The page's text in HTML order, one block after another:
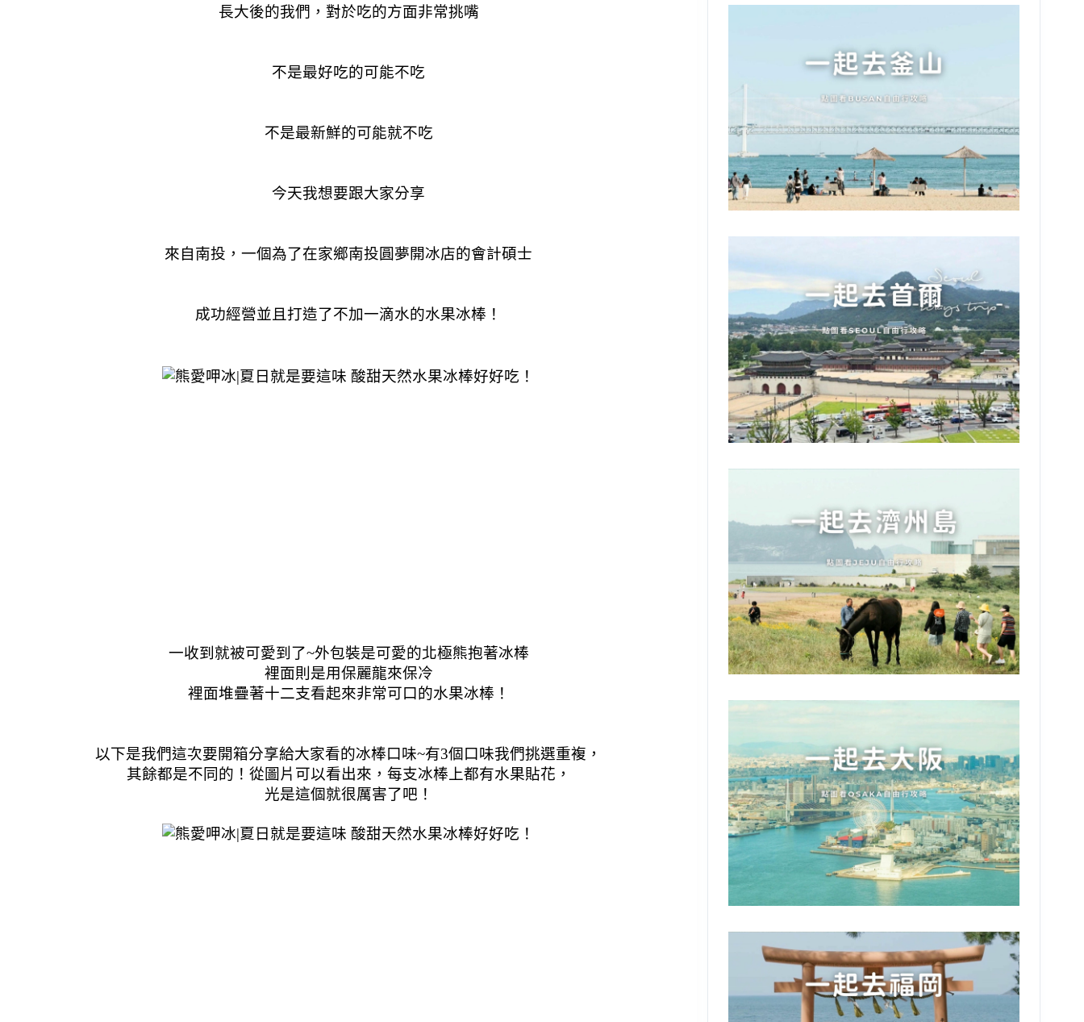
長大後的我們，對於吃的方面非常挑嘴
不是最好吃的可能不吃
不是最新鮮的可能就不吃
今天我想要跟大家分享
來自南投，一個為了在家鄉南投圓夢開冰店的會計碩士
成功經營並且打造了不加一滴水的水果冰棒！
一收到就被可愛到了~外包裝是可愛的北極熊抱著冰棒
裡面則是用保麗龍來保冷
裡面堆疊著十二支看起來非常可口的水果冰棒！
以下是我們這次要開箱分享給大家看的冰棒口味~有3個口味我們挑選重複，
其餘都是不同的！從圖片可以看出來，每支冰棒上都有水果貼花，
光是這個就很厲害了吧！